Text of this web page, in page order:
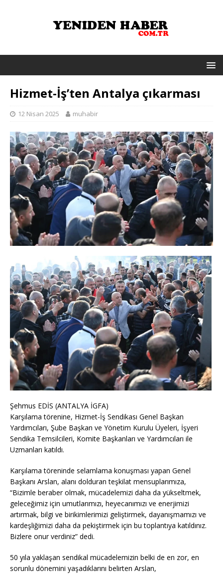
Hizmet-İş’ten Antalya çıkarması
12 Nisan 2025 muhabir
Şehmus EDİS (ANTALYA İGFA)
Karşılama törenine, Hizmet-İş Sendikası Genel Başkan
Yardımcıları, Şube Başkan ve Yönetim Kurulu Üyeleri, İşyeri
Sendika Temsilcileri, Komite Başkanları ve Yardımcıları ile
Uzmanları katıldı.
Karşılama töreninde selamlama konuşması yapan Genel
Başkanı Arslan, alanı dolduran teşkilat mensuplarımıza,
“Bizimle beraber olmak, mücadelemizi daha da yükseltmek,
geleceğimiz için umutlarımızı, heyecanımızı ve enerjimizi
artırmak, bilgi ve birikimlerimizi geliştirmek, dayanışmamızı ve
kardeşliğimizi daha da pekiştirmek için bu toplantıya katıldınız.
Bizlere onur verdiniz” dedi.
50 yıla yaklaşan sendikal mücadelemizin belki de en zor, en
sorunlu dönemini yaşadıklarını belirten Arslan,